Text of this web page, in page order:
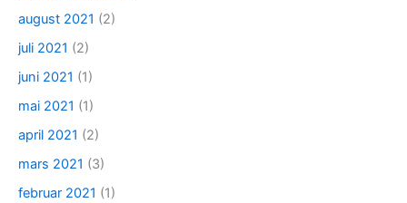
august 2021 (2)
juli 2021 (2)
juni 2021 (1)
mai 2021 (1)
april 2021 (2)
mars 2021 (3)
februar 2021 (1)